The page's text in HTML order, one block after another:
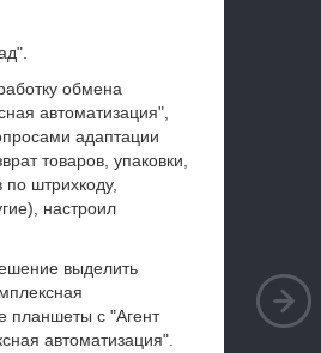
обмена
автоматизация",
адаптации
товаров, упаковки,
штрихкоду,
настроил
выделить
планшеты с "Агент
автоматизация".